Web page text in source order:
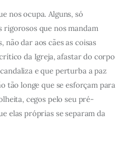
nos ocupa. Alguns, só
que nos mandam
dar aos cães as coisas
da Igreja, afastar do corpo
e que perturba a paz
tão longe que se esforçam para
cegos pelo seu pré-
elas próprias se separam da